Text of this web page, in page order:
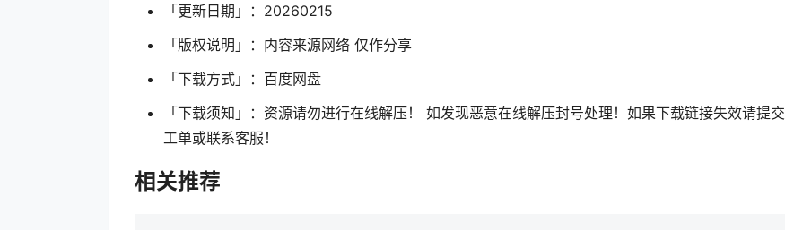
「更新日期」：20260215
「版权说明」：内容来源网络 仅作分享
「下载方式」：百度网盘
「下载须知」：资源请勿进行在线解压！ 如发现恶意在线解压封号处理！如果下载链接失效请提交
工单或联系客服！
相关推荐